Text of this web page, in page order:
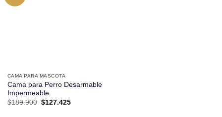
CAMA PARA MASCOTA
Cama para Perro Desarmable
Impermeable
$189.900 El
$127.425El